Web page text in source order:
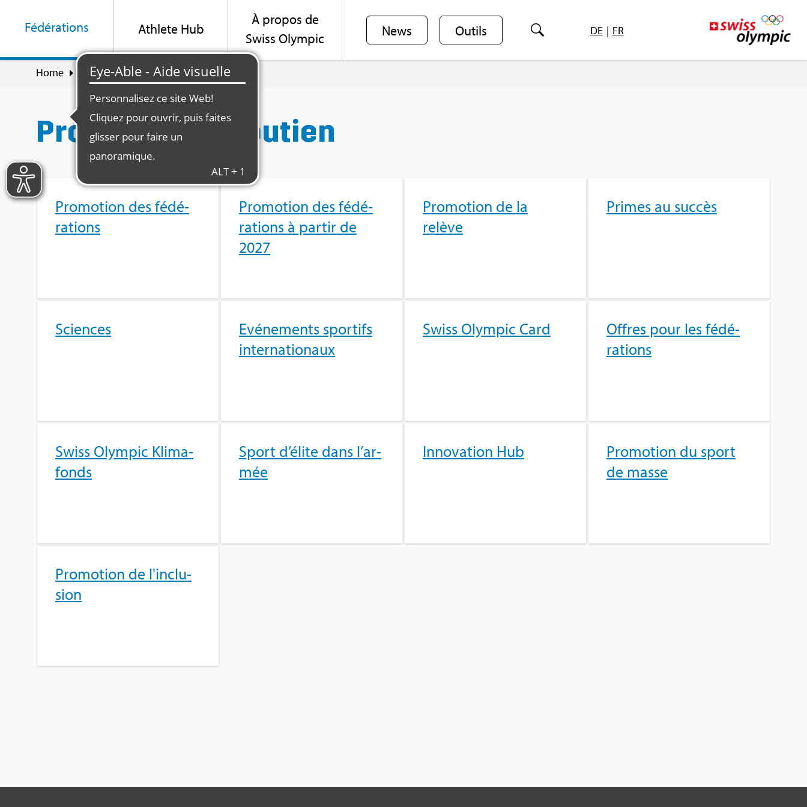
Fédé­ra­tions Ath­lete Hub
À pro­pos de
Swiss Olym­pic
News Outils DE | FR
Home Fédé­ra­tions Pro­mo­tion et sou­tien
Pro­mo­tion et sou­tien
Pro­mo­tion des fédé­
ra­tions
Pro­mo­tion des fédé­
ra­tions à par­tir de
2027
Pro­mo­tion de la
relève
Primes au suc­cès
Sciences
Evé­ne­ments spor­tifs
inter­na­tio­naux
Swiss Olym­pic Card
Offres pour les fédé­
ra­tions
Swiss Olym­pic Kli­ma­
fonds
Sport d’élite dans l’ar­
mée
Inno­va­tion Hub
Pro­mo­tion du sport
de masse
Pro­mo­tion de l'in­clu­
sion